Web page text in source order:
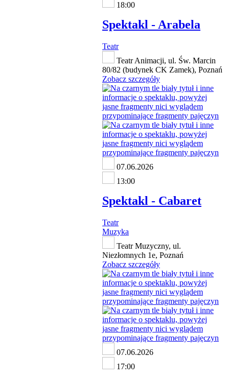
18:00
Spektakl - Arabela
Teatr
Teatr Animacji, ul. Św. Marcin
80/82 (budynek CK Zamek), Poznań
Zobacz szczegóły
07.06.2026
13:00
Spektakl - Cabaret
Teatr
Muzyka
Teatr Muzyczny, ul.
Niezłomnych 1e, Poznań
Zobacz szczegóły
07.06.2026
17:00